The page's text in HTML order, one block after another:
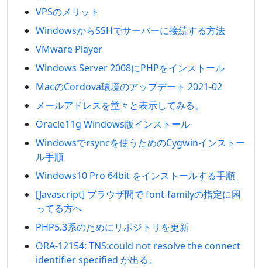
VPSのメリット
WindowsからSSHでサーバーに接続する方法
VMware Player
Windows Server 2008にPHPをインストール
MacのCordova環境のアップデート 2021-02
メールアドレスを堂々と表示してみる。
Oracle11g Windows版インストール
Windowsでrsyncを使うためのCygwinインストー
ル手順
Windows10 Pro 64bit をインストールする手順
[Javascript] ブラウザ間で font-familyの指定に困
ってる方へ
PHP5.3系のためにリポジトリを更新
ORA-12154: TNS:could not resolve the connect
identifier specified が出る。